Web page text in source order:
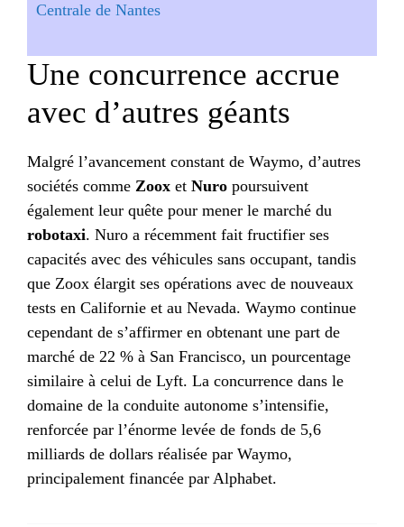
Centrale de Nantes
Une concurrence accrue
avec d’autres géants
Malgré l’avancement constant de Waymo, d’autres
sociétés comme Zoox et Nuro poursuivent
également leur quête pour mener le marché du
robotaxi. Nuro a récemment fait fructifier ses
capacités avec des véhicules sans occupant, tandis
que Zoox élargit ses opérations avec de nouveaux
tests en Californie et au Nevada. Waymo continue
cependant de s’affirmer en obtenant une part de
marché de 22 % à San Francisco, un pourcentage
similaire à celui de Lyft. La concurrence dans le
domaine de la conduite autonome s’intensifie,
renforcée par l’énorme levée de fonds de 5,6
milliards de dollars réalisée par Waymo,
principalement financée par Alphabet.